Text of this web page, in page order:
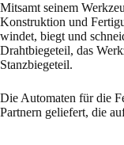
Mitsamt seinem
Konstruktion und
windet, biegt und
Drahtbiegeteil, das
Stanzbiegeteil.
Die Automaten für die
Partnern geliefert, die